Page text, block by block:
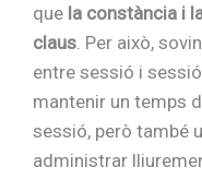
que la constància i
claus. Per això,
entre sessió i
mantenir un temps
sessió, però també
administrar